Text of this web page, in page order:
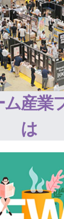
ム産業
は